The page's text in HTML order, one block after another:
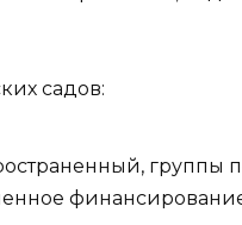
садов:
группы